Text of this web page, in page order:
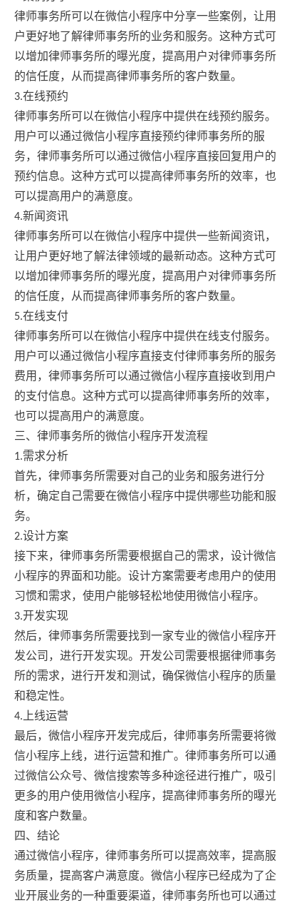
律师事务所可以在微信小程序中分享一些案例，让用
户更好地了解律师事务所的业务和服务。这种方式可
以增加律师事务所的曝光度，提高用户对律师事务所
的信任度，从而提高律师事务所的客户数量。
3.在线预约
律师事务所可以在微信小程序中提供在线预约服务。
用户可以通过微信小程序直接预约律师事务所的服
务，律师事务所可以通过微信小程序直接回复用户的
预约信息。这种方式可以提高律师事务所的效率，也
可以提高用户的满意度。
4.新闻资讯
律师事务所可以在微信小程序中提供一些新闻资讯，
让用户更好地了解法律领域的最新动态。这种方式可
以增加律师事务所的曝光度，提高用户对律师事务所
的信任度，从而提高律师事务所的客户数量。
5.在线支付
律师事务所可以在微信小程序中提供在线支付服务。
用户可以通过微信小程序直接支付律师事务所的服务
费用，律师事务所可以通过微信小程序直接收到用户
的支付信息。这种方式可以提高律师事务所的效率，
也可以提高用户的满意度。
三、律师事务所的微信小程序开发流程
1.需求分析
首先，律师事务所需要对自己的业务和服务进行分
析，确定自己需要在微信小程序中提供哪些功能和服
务。
2.设计方案
接下来，律师事务所需要根据自己的需求，设计微信
小程序的界面和功能。设计方案需要考虑用户的使用
习惯和需求，使用户能够轻松地使用微信小程序。
3.开发实现
然后，律师事务所需要找到一家专业的微信小程序开
发公司，进行开发实现。开发公司需要根据律师事务
所的需求，进行开发和测试，确保微信小程序的质量
和稳定性。
4.上线运营
最后，微信小程序开发完成后，律师事务所需要将微
信小程序上线，进行运营和推广。律师事务所可以通
过微信公众号、微信搜索等多种途径进行推广，吸引
更多的用户使用微信小程序，提高律师事务所的曝光
度和客户数量。
四、结论
通过微信小程序，律师事务所可以提高效率，提高服
务质量，提高客户满意度。微信小程序已经成为了企
业开展业务的一种重要渠道，律师事务所也可以通过